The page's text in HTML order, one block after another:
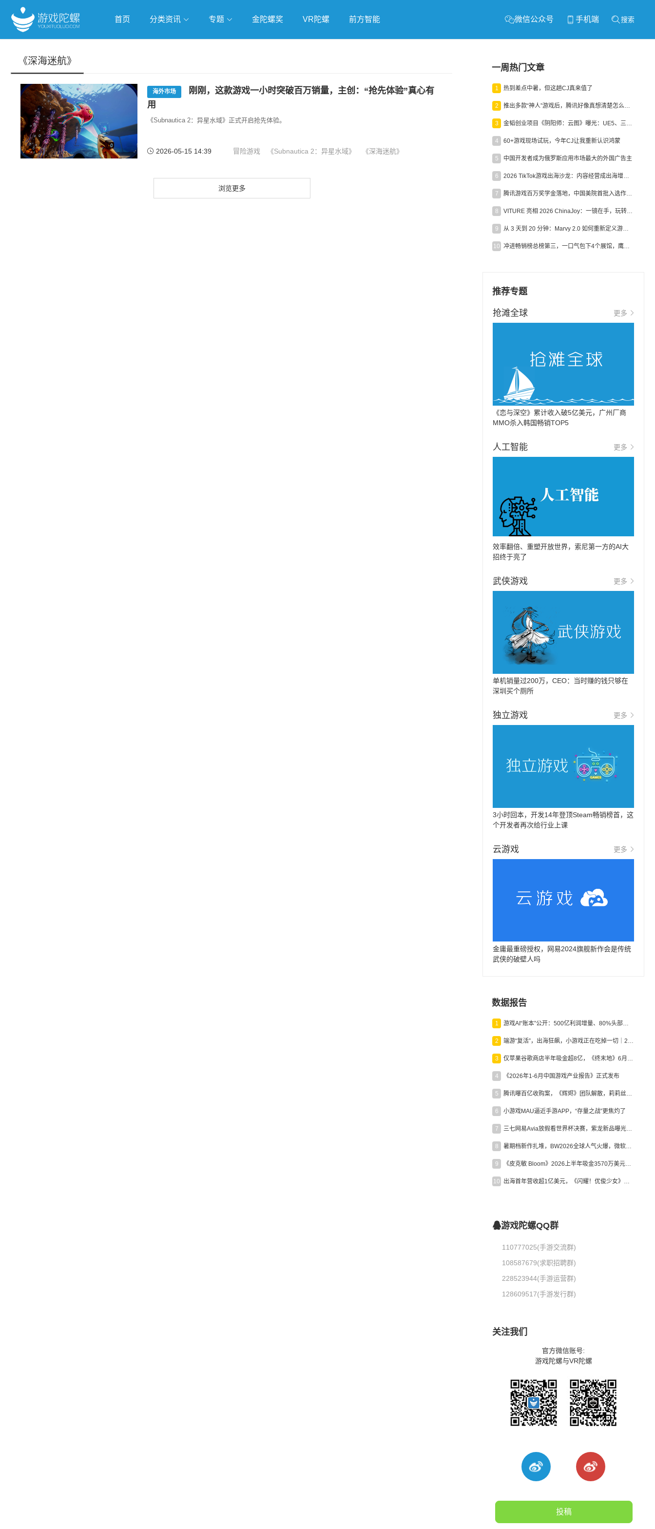
首页 分类资讯 专题 金陀螺奖 VR陀螺 前方智能 微信公众号 手机端 搜索
《深海迷航》
海外市场
刚刚，这款游戏一小时突破百万销量，主创：“抢先体验”真心有
用
《Subnautica 2：异星水域》正式开启抢先体验。
2026-05-15 14:39 冒险游戏 《Subnautica 2：异星水域》 《深海迷航》
浏览更多
一周热门文章
1 热到差点中暑，但这趟CJ真来值了
2 推出多款“神人”游戏后，腾讯好像真想清楚怎么做二次元了
3 金韬创业项目《阴阳师：云图》曝光：UE5、三端互通、ARPG
4 60+游戏现场试玩，今年CJ让我重新认识鸿蒙
5 中国开发者成为俄罗斯应用市场最大的外国广告主
6 2026 TikTok游戏出海沙龙：内容经营成出海增长新引擎
7 腾讯游戏百万奖学金落地，中国美院首批入选作品获业内关注
8 VITURE 亮相 2026 ChinaJoy：一镜在手，玩转全场！
9 从 3 天到 20 分钟：Marvy 2.0 如何重新定义游戏出海营销效率？
10 冲进畅销榜总榜第三，一口气包下4个展馆，鹰角把嘉年华做爆了
推荐专题
抢滩全球 更多
《恋与深空》累计收入破5亿美元，广州厂商
MMO杀入韩国畅销TOP5
人工智能 更多
效率翻倍、重塑开放世界，索尼第一方的AI大
招终于亮了
武侠游戏 更多
单机销量过200万，CEO：当时赚的钱只够在
深圳买个厕所
独立游戏 更多
3小时回本，开发14年登顶Steam畅销榜首，这
个开发者再次给行业上课
云游戏 更多
金庸最重磅授权，网易2024旗舰新作会是传统
武侠的破壁人吗
数据报告
1 游戏AI“账本”公开：500亿利润增量、80%头部入局，谁在闷声发财？
2 端游“复活”，出海狂飙，小游戏正在吃掉一切｜2026上半年产业报告
3 仅苹果谷歌商店半年吸金超8亿，《终末地》6月份收入显著回暖
4 《2026年1-6月中国游戏产业报告》正式发布
5 腾讯曝百亿收购案，《辉烬》团队解散，莉莉丝新作曝光｜陀螺周报
6 小游戏MAU逼近手游APP，“存量之战”更焦灼了
7 三七网易Avia放假看世界杯决赛，紫龙新品曝光，米哈游新作上线 | 陀螺周报
8 暑期档新作扎堆，BW2026全球人气火爆，微软XBOX大裁员|陀螺周报
9 《皮克敏 Bloom》2026上半年吸金3570万美元，中国台湾成最大市场
10 出海首年营收超1亿美元，《闪耀！优俊少女》美国市场占比达七成
游戏陀螺QQ群
110777025(手游交流群)
108587679(求职招聘群)
228523944(手游运营群)
128609517(手游发行群)
关注我们
官方微信账号:
游戏陀螺与VR陀螺
投稿